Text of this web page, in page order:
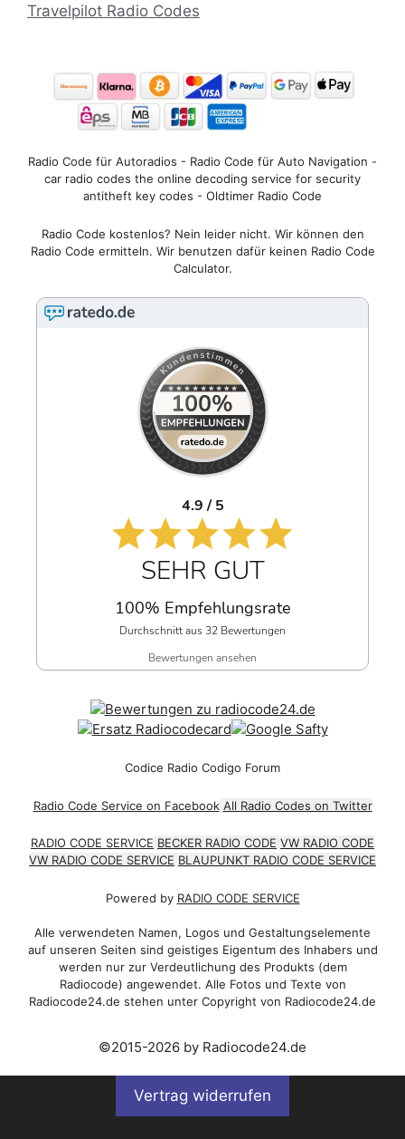
Travelpilot Radio Codes
Radio Code für Autoradios - Radio Code für Auto Navigation -
car radio codes the online decoding service for security
antitheft key codes - Oldtimer Radio Code
Radio Code kostenlos? Nein leider nicht. Wir können den
Radio Code ermitteln. Wir benutzen dafür keinen Radio Code
Calculator.
4.9 / 5
SEHR GUT
100% Empfehlungsrate
Durchschnitt aus 32 Bewertungen
Bewertungen ansehen
Codice Radio Codigo Forum
Radio Code Service on Facebook All Radio Codes on Twitter
RADIO CODE SERVICE BECKER RADIO CODE VW RADIO CODE
VW RADIO CODE SERVICE BLAUPUNKT RADIO CODE SERVICE
Powered by RADIO CODE SERVICE
Alle verwendeten Namen, Logos und Gestaltungselemente
auf unseren Seiten sind geistiges Eigentum des Inhabers und
werden nur zur Verdeutlichung des Produkts (dem
Radiocode) angewendet. Alle Fotos und Texte von
Radiocode24.de stehen unter Copyright von Radiocode24.de
©2015-2026 by Radiocode24.de
Vertrag widerrufen